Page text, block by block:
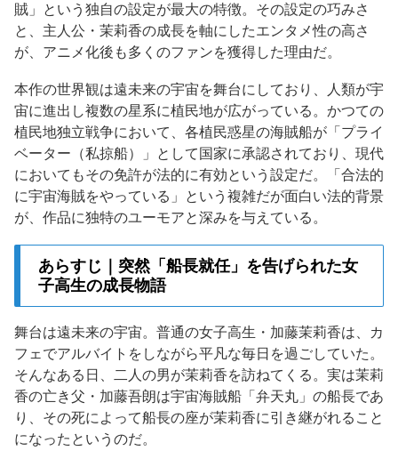
賊」という独自の設定が最大の特徴。その設定の巧みさ
と、主人公・茉莉香の成長を軸にしたエンタメ性の高さ
が、アニメ化後も多くのファンを獲得した理由だ。
本作の世界観は遠未来の宇宙を舞台にしており、人類が宇
宙に進出し複数の星系に植民地が広がっている。かつての
植民地独立戦争において、各植民惑星の海賊船が「プライ
ベーター（私掠船）」として国家に承認されており、現代
においてもその免許が法的に有効という設定だ。「合法的
に宇宙海賊をやっている」という複雑だが面白い法的背景
が、作品に独特のユーモアと深みを与えている。
あらすじ｜突然「船長就任」を告げられた女
子高生の成長物語
舞台は遠未来の宇宙。普通の女子高生・加藤茉莉香は、カ
フェでアルバイトをしながら平凡な毎日を過ごしていた。
そんなある日、二人の男が茉莉香を訪ねてくる。実は茉莉
香の亡き父・加藤吾朗は宇宙海賊船「弁天丸」の船長であ
り、その死によって船長の座が茉莉香に引き継がれること
になったというのだ。